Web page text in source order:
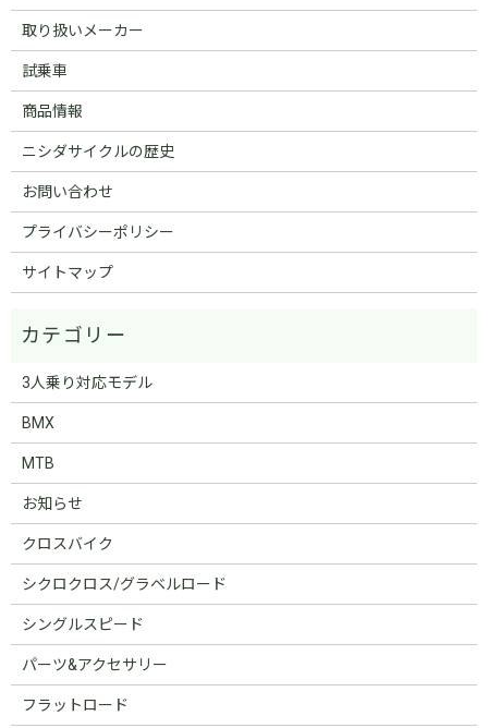
取り扱いメーカー
試乗車
商品情報
ニシダサイクルの歴史
お問い合わせ
プライバシーポリシー
サイトマップ
3人乗り対応モデル
BMX
MTB
お知らせ
クロスバイク
シクロクロス/グラベルロード
シングルスピード
パーツ&アクセサリー
フラットロード